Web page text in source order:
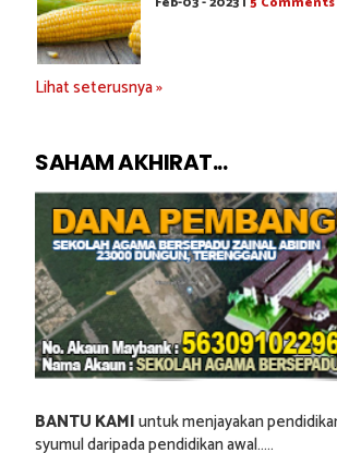
Lihat seterusnya »
SAHAM AKHIRAT...
BANTU KAMIuntuk menjayakan
syumul daripada pendidikan awal.....